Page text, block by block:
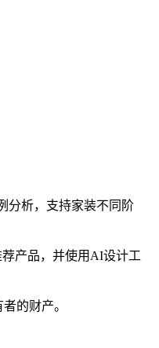
分析，支持家装不同​​阶
产品，并使用AI设计工
的财产。